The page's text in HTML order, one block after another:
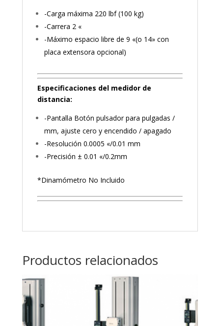
-Carga máxima 220 lbf (100 kg)
-Carrera 2 «
-Máximo espacio libre de 9 «(o 14» con
placa extensora opcional)
Especificaciones del medidor de
distancia:
-Pantalla Botón pulsador para pulgadas /
mm, ajuste cero y encendido / apagado
-Resolución 0.0005 «/0.01 mm
-Precisión ± 0.01 «/0.2mm
*Dinamómetro No Incluido
Productos relacionados